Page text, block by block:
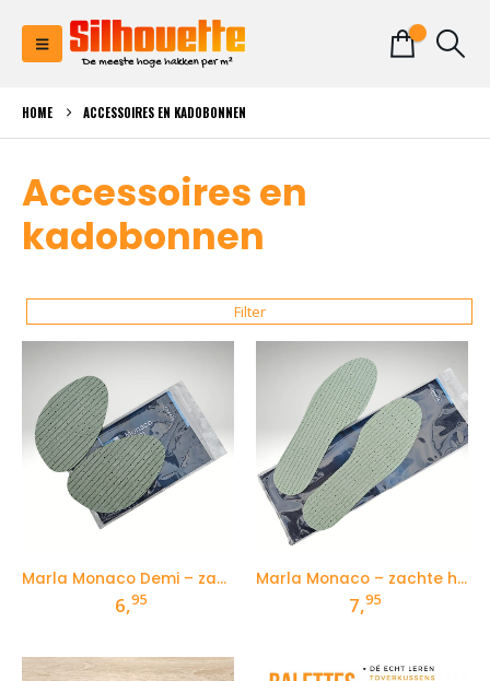
HOME ACCESSOIRES EN KADOBONNEN
Accessoires en
kadobonnen
Filter
Marla Monaco Demi – zachte halve zooltjes voor demping, comfort en opvulling
6,95
Marla Monaco – zachte hele zolen voor demping, comfort en opvulling
7,95